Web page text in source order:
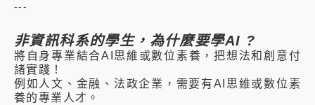
---
非資訊科系的學生，為什麼要學AI ?
將自身專業結合AI思維或數位素養，把想法和創意付
諸實踐！
例如人文、金融、法政企業，需要有AI思維或數位素
養的專業人才。